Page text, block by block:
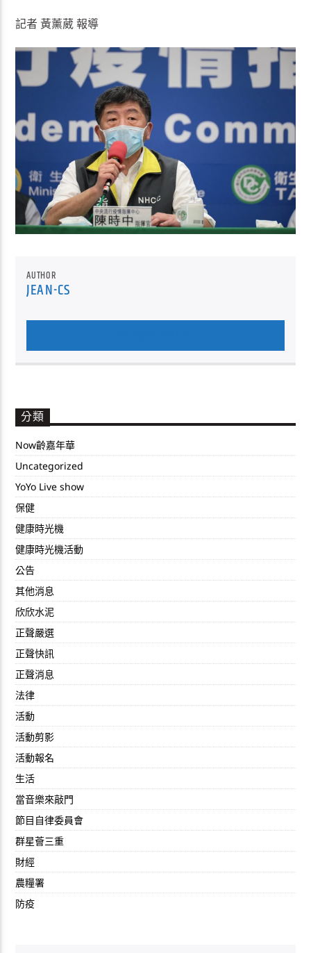
記者 黃薰葳 報導
AUTHOR
JEAN-CS
分類
Now齡嘉年華
Uncategorized
YoYo Live show
保健
健康時光機
健康時光機活動
公告
其他消息
欣欣水泥
正聲嚴選
正聲快訊
正聲消息
法律
活動
活動剪影
活動報名
生活
當音樂來敲門
節目自律委員會
群星薈三重
財經
農糧署
防疫